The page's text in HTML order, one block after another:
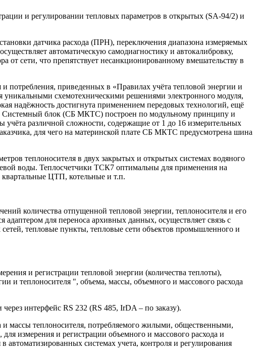
и регулировании тепловых параметров в открытых (SA-94/2) и
датчика расхода (ПРН), переключения диапазона измеряемых
автоматическую самодиагностику и автокалибровку,
сети, что препятствует несанкционированному вмешательству в
потребления, приведенных в «Правилах учёта тепловой энергии и
уникальными схемотехническими решениями электронного модуля,
надёжность достигнута применением передовых технологий, ещё
Системный блок (СБ МКТС) построен по модульному принципу и
учёта различной сложности, содержащие от 1 до 16 измерительных
для чего на материнской плате СБ МКТС предусмотрена шина
теплоносителя в двух закрытых и открытых системах водяного
воды. Теплосчетчики ТСК7 оптимальны для применения на
ЦТП, котельные и т.п.
количества отпущенной тепловой энергии, теплоносителя и его
для переноса архивных данных, осуществляет связь с
тепловые пункты, тепловые сети объектов промышленного и
и регистрации тепловой энергии (количества теплоты),
и теплоносителя ", объема, массы, объемного и массового расхода
интерфейс RS 232 (RS 485, IrDA – по заказу).
массы теплоносителя, потребляемого жилыми, общественными,
измерения и регистрации объемного и массового расхода и
автоматизированных системах учета, контроля и регулирования